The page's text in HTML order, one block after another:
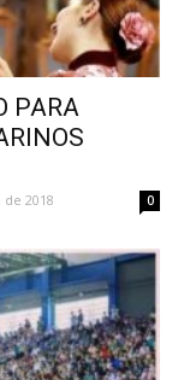
PARA
2018 0